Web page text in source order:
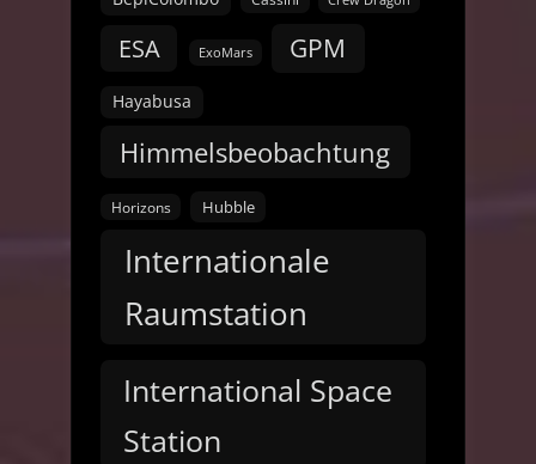
ESA ExoMars GPM
Hayabusa
Himmelsbeobachtung
Horizons Hubble
Internationale
Raumstation
International Space
Station